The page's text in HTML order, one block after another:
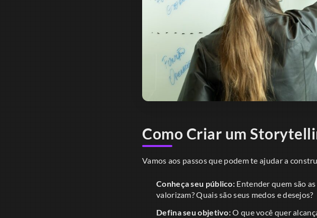
Como Criar um
Vamos aos passos que podem te ajudar a
Conheça seu público: Entender quem são
valorizam? Quais são seus medos e desejos?
Defina seu objetivo:O que você quer